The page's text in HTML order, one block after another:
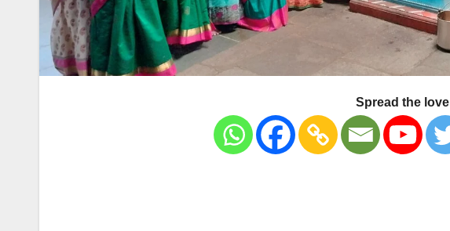
Spread the love